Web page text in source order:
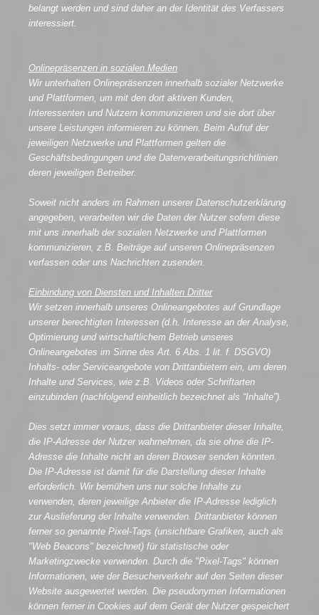
belangt werden und sind daher an der Identität des Verfassers
interessiert.
Onlinepräsenzen in sozialen Medien
Wir unterhalten Onlinepräsenzen innerhalb sozialer Netzwerke
und Plattformen, um mit den dort aktiven Kunden,
Interessenten und Nutzern kommunizieren und sie dort über
unsere Leistungen informieren zu können. Beim Aufruf der
jeweiligen Netzwerke und Plattformen gelten die
Geschäftsbedingungen und die Datenverarbeitungsrichtlinien
deren jeweiligen Betreiber.
Soweit nicht anders im Rahmen unserer Datenschutzerklärung
angegeben, verarbeiten wir die Daten der Nutzer sofern diese
mit uns innerhalb der sozialen Netzwerke und Plattformen
kommunizieren, z.B. Beiträge auf unseren Onlinepräsenzen
verfassen oder uns Nachrichten zusenden.
Einbindung von Diensten und Inhalten Dritter
Wir setzen innerhalb unseres Onlineangebotes auf Grundlage
unserer berechtigten Interessen (d.h. Interesse an der Analyse,
Optimierung und wirtschaftlichem Betrieb unseres
Onlineangebotes im Sinne des Art. 6 Abs. 1 lit. f. DSGVO)
Inhalts- oder Serviceangebote von Drittanbietern ein, um deren
Inhalte und Services, wie z.B. Videos oder Schriftarten
einzubinden (nachfolgend einheitlich bezeichnet als “Inhalte”).
Dies setzt immer voraus, dass die Drittanbieter dieser Inhalte,
die IP-Adresse der Nutzer wahrnehmen, da sie ohne die IP-
Adresse die Inhalte nicht an deren Browser senden könnten.
Die IP-Adresse ist damit für die Darstellung dieser Inhalte
erforderlich. Wir bemühen uns nur solche Inhalte zu
verwenden, deren jeweilige Anbieter die IP-Adresse lediglich
zur Auslieferung der Inhalte verwenden. Drittanbieter können
ferner so genannte Pixel-Tags (unsichtbare Grafiken, auch als
"Web Beacons" bezeichnet) für statistische oder
Marketingzwecke verwenden. Durch die "Pixel-Tags" können
Informationen, wie der Besucherverkehr auf den Seiten dieser
Website ausgewertet werden. Die pseudonymen Informationen
können ferner in Cookies auf dem Gerät der Nutzer gespeichert